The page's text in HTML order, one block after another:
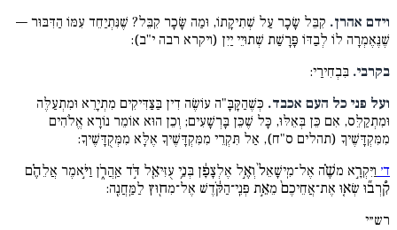
וידם אהרן. קִבֵּל שָׂכָר עַל שְׁתִיקָתוֹ, וּמַה שָּׂכָר קִבֵּל? שֶׁנִּתְיַחֵד עִמּוֹ הַדִּבּוּר —
שֶׁנֶּאֶמְרָה לוֹ לְבַדּוֹ פָּרָשַׁת שְׁתוּיֵי יַיִן (ויקרא רבה י"ב):
בקרבי. בִּבְחִירַי:
ועל פני כל העם אכבד. כְּשֶׁהַקָּבָּ"ה עוֹשֶׂה דִין בַּצַּדִּיקִים מִתְיָרֵא וּמִתְעַלֶּה
וּמִתְקַלֵּס, אִם כֵּן בְּאֵלּוּ, כָּל שֶׁכֵּן בָּרְשָׁעִים; וְכֵן הוּא אוֹמֵר נוֹרָא אֱלֹהִים
מִמִּקְדָּשֶׁיךָ (תהלים ס"ח), אַל תִּקְרֵי מִמִּקְדָּשֶׁיךָ אֶלָּא מִמְּקֻדָּשֶׁיךָ:
ד׳ וַיִּקְרָ֣א משֶׁ֗ה אֶל־מִֽישָׁאֵל֙ וְאֶ֣ל אֶלְצָפָ֔ן בְּנֵ֥י עֻזִּיאֵ֖ל דֹּ֣ד אַֽהֲרֹ֑ן וַיֹּ֣אמֶר אֲלֵהֶ֗ם
קִ֠רְב֞וּ שְׂא֤וּ אֶת־אֲחֵיכֶם֙ מֵאֵ֣ת פְּנֵֽי־הַקֹּ֔דֶשׁ אֶל־מִח֖וּץ לַמַּֽחֲנֶֽה:
רש״י